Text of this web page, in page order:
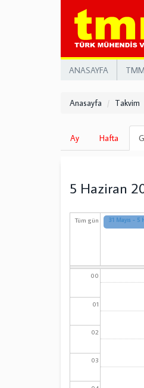
ANASAYFA
Anasayfa Takvim
Birincil
sekmeler
Ay Hafta
5 Haziran
Tüm gün 31 Mayıs - 5
00
01
02
03